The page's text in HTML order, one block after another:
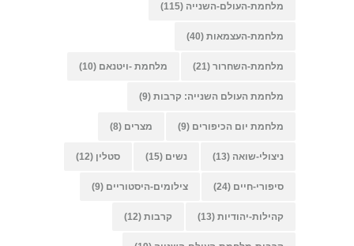
מלחמת-העולם-השנייה (115)
מלחמת-העצמאות (40)
מלחמת-השחרור (21) מלחמת -ויטנאם (10)
מלחמת העולם השנייה: קרבות (9)
מלחמת יום הכיפורים (9) מצרים (8)
ניצולי-שואה (13) נשים (15) סטלין (12)
סיפורי-חיים (24) צילומים-היסטוריים (9)
קהילות-יהודיות (13) קרבות (12)